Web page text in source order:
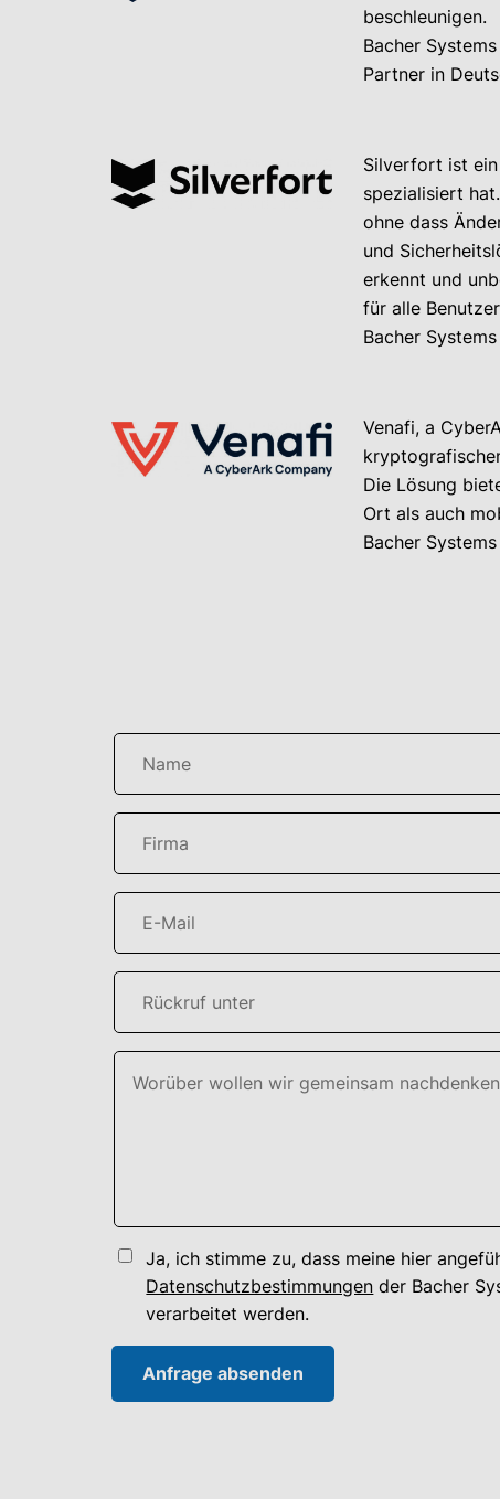
beschleunigen.
Bacher
Partner in
Silverfort ist
spezialisiert
ohne dass
und
erkennt und
für alle
Bacher
Venafi, a
Die Lösung
Ort als auch
Bacher
Ja, ich stimme zu, dass meine hier
Datenschutzbestimmungen der Bacher
verarbeitet werden.